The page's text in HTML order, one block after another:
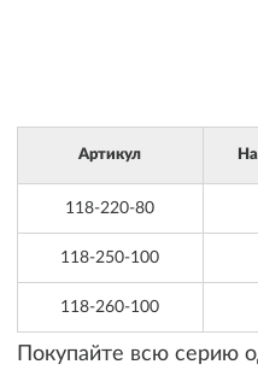
Артикул
118-220-80
118-250-100
118-260-100
Покупайте всю серию